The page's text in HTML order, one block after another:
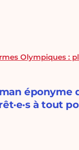
Olympiques :
éponyme
à tout